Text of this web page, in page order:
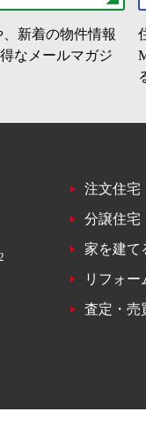
新着の物件情報
なメールマガジ
注文住宅
分譲住宅
家を建て
リフォー
査定・売